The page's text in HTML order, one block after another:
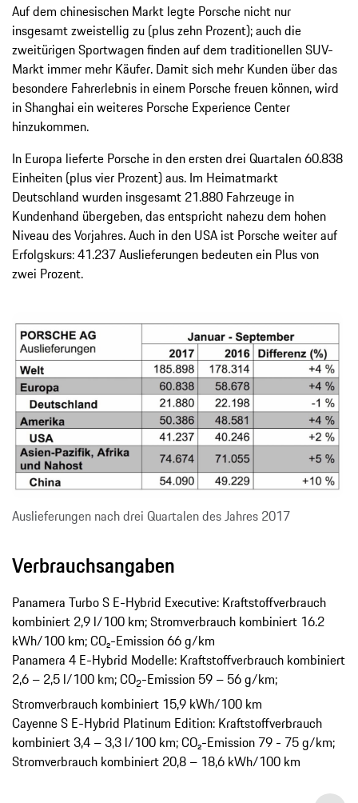
Auf dem chinesischen Markt legte Porsche nicht nur
insgesamt zweistellig zu (plus zehn Prozent); auch die
zweitürigen Sportwagen finden auf dem traditionellen SUV-
Markt immer mehr Käufer. Damit sich mehr Kunden über das
besondere Fahrerlebnis in einem Porsche freuen können, wird
in Shanghai ein weiteres Porsche Experience Center
hinzukommen.
In Europa lieferte Porsche in den ersten drei Quartalen 60.838
Einheiten (plus vier Prozent) aus. Im Heimatmarkt
Deutschland wurden insgesamt 21.880 Fahrzeuge in
Kundenhand übergeben, das entspricht nahezu dem hohen
Niveau des Vorjahres. Auch in den USA ist Porsche weiter auf
Erfolgskurs: 41.237 Auslieferungen bedeuten ein Plus von
zwei Prozent.
Auslieferungen nach drei Quartalen des Jahres 2017
Verbrauchsangaben
Panamera Turbo S E-Hybrid Executive: Kraftstoffverbrauch
kombiniert 2,9 l/100 km; Stromverbrauch kombiniert 16.2
kWh/100 km; CO₂-Emission 66 g/km
Panamera 4 E-Hybrid Modelle: Kraftstoffverbrauch kombiniert
2,6 – 2,5 l/100 km; CO2-Emission 59 – 56 g/km;
Stromverbrauch kombiniert 15,9 kWh/100 km
Cayenne S E-Hybrid Platinum Edition: Kraftstoffverbrauch
kombiniert 3,4 – 3,3 l/100 km; CO₂-Emission 79 - 75 g/km;
Stromverbrauch kombiniert 20,8 – 18,6 kWh/100 km